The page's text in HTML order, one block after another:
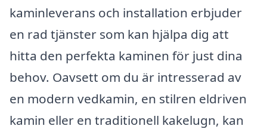
kaminleverans och installation erbjuder
en rad tjänster som kan hjälpa dig att
hitta den perfekta kaminen för just dina
behov. Oavsett om du är intresserad av
en modern vedkamin, en stilren eldriven
kamin eller en traditionell kakelugn, kan